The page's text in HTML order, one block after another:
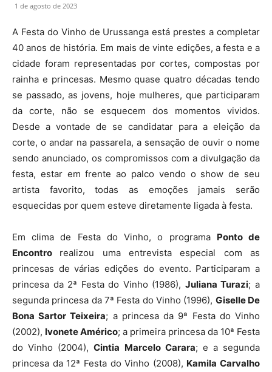
1 de agosto de 2023
A Festa do Vinho de Urussanga está prestes a completar
40 anos de história. Em mais de vinte edições, a festa e a
cidade foram representadas por cortes, compostas por
rainha e princesas. Mesmo quase quatro décadas tendo
se passado, as jovens, hoje mulheres, que participaram
da corte, não se esquecem dos momentos vividos.
Desde a vontade de se candidatar para a eleição da
corte, o andar na passarela, a sensação de ouvir o nome
sendo anunciado, os compromissos com a divulgação da
festa, estar em frente ao palco vendo o show de seu
artista favorito, todas as emoções jamais serão
esquecidas por quem esteve diretamente ligada à festa.
Em clima de Festa do Vinho, o programa Ponto de
Encontro realizou uma entrevista especial com as
princesas de várias edições do evento. Participaram a
princesa da 2ª Festa do Vinho (1986), Juliana Turazi; a
segunda princesa da 7ª Festa do Vinho (1996), Giselle De
Bona Sartor Teixeira; a princesa da 9ª Festa do Vinho
(2002), Ivonete Américo; a primeira princesa da 10ª Festa
do Vinho (2004),Cintia Marcelo Carara; e a segunda
princesa da 12ª Festa do Vinho (2008), Kamila Carvalho